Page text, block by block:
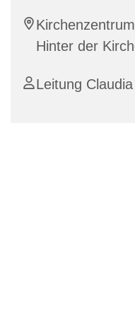
Hinter der
Leitung